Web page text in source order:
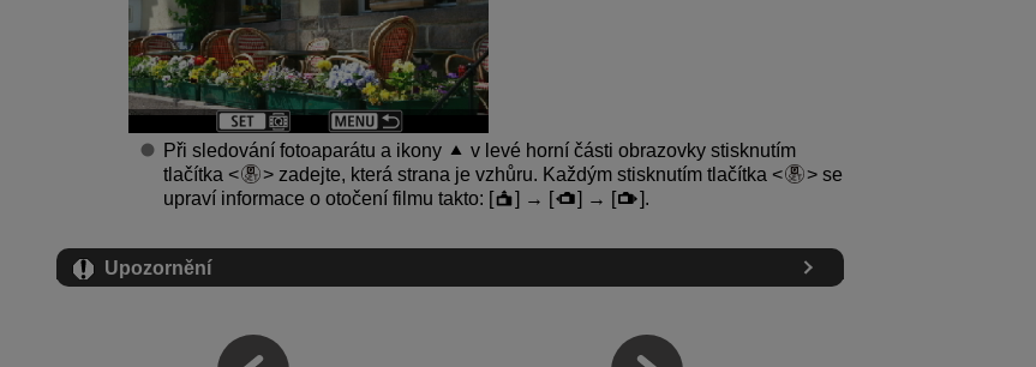
Při sledování fotoaparátu a ikony
v levé horní části obrazovky stisknutím
tlačítka
zadejte, která strana je vzhůru. Každým stisknutím tlačítka
se
upraví informace o otočení filmu takto: [
] → [ ] → [ ].
Upozornění